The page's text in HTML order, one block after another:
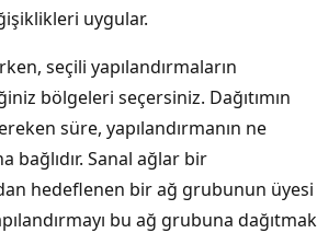
uygular.
seçili yapılandırmaların
bölgeleri seçersiniz. Dağıtımın
süre, yapılandırmanın ne
bağlıdır. Sanal ağlar bir
hedeflenen bir ağ grubunun üyesi
bu ağ grubuna dağıtmak